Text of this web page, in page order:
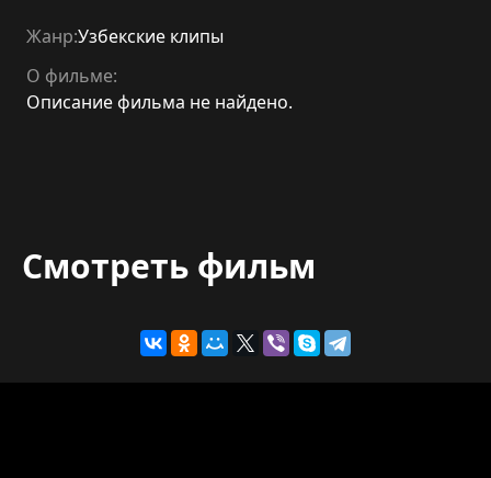
Жанр:Узбекские клипы
О фильме:
Описание фильма не найдено.
Смотреть фильм